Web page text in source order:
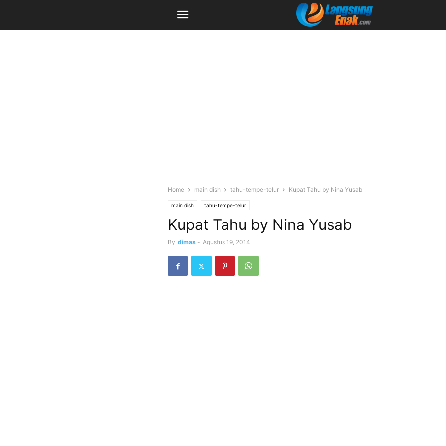
Home main dish tahu-tempe-telur Kupat Tahu by Nina Yusab
main dish tahu-tempe-telur
Kupat Tahu by Nina Yusab
By dimas - Agustus 19, 2014